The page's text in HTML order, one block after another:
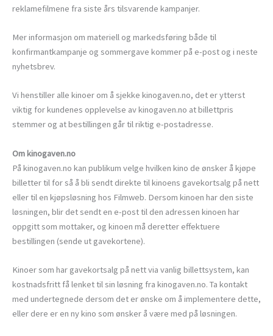
reklamefilmene fra siste års tilsvarende kampanjer.
Mer informasjon om materiell og markedsføring både til
konfirmantkampanje og sommergave kommer på e-post og i neste
nyhetsbrev.
Vi henstiller alle kinoer om å sjekke kinogaven.no, det er ytterst
viktig for kundenes opplevelse av kinogaven.no at billettpris
stemmer og at bestillingen går til riktig e-postadresse.
Om kinogaven.no
På kinogaven.no kan publikum velge hvilken kino de ønsker å kjøpe
billetter til for så å bli sendt direkte til kinoens gavekortsalg på nett
eller til en kjøpsløsning hos Filmweb. Dersom kinoen har den siste
løsningen, blir det sendt en e-post til den adressen kinoen har
oppgitt som mottaker, og kinoen må deretter effektuere
bestillingen (sende ut gavekortene).
Kinoer som har gavekortsalg på nett via vanlig billettsystem, kan
kostnadsfritt få lenket til sin løsning fra kinogaven.no. Ta kontakt
med undertegnede dersom det er ønske om å implementere dette,
eller dere er en ny kino som ønsker å være med på løsningen.